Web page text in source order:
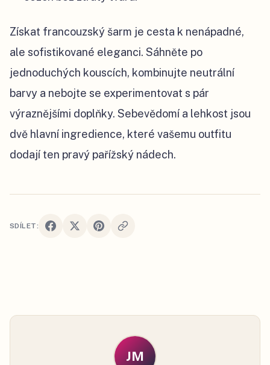
Získat francouzský šarm je cesta k nenápadné,
ale sofistikované eleganci. Sáhněte po
jednoduchých kouscích, kombinujte neutrální
barvy a nebojte se experimentovat s pár
výraznějšími doplňky. Sebevědomí a lehkost jsou
dvě hlavní ingredience, které vašemu outfitu
dodají ten pravý pařížský nádech.
SDÍLET:
JM